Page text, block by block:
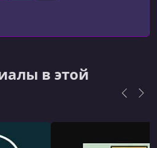
выбор тем: от
сообщество
создаются специалистами
ф
в этой